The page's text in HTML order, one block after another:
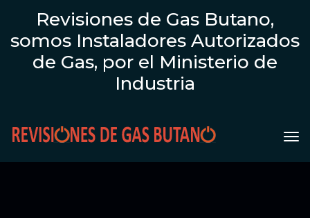
Revisiones de Gas Butano,
somos Instaladores Autorizados
de Gas, por el Ministerio de
Industria